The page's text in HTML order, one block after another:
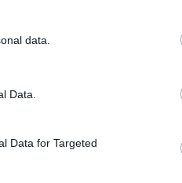
data.
Data.
Data for Targeted